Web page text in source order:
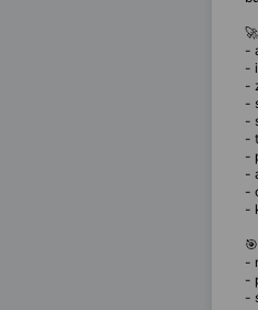
🚀
-
-
-
-
-
-
-
-
-
-
🎯
-
-
-